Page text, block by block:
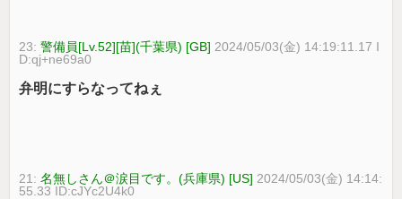
23:警備員[Lv.52][苗](千葉県) [GB] 2024/05/03(金) 14:19:11.17 I
D:qj+ne69a0
弁明にすらなってねぇ
21:名無しさん＠涙目です。(兵庫県) [US] 2024/05/03(金) 14:14:
55.33 ID:cJYc2U4k0